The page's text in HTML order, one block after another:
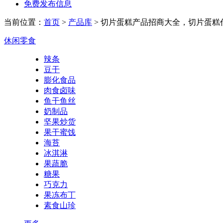
免费发布信息
当前位置： 首页 > 产品库 > 切片蛋糕产品招商大全，切片蛋糕
休闲零食
辣条
豆干
膨化食品
肉食卤味
鱼干鱼丝
奶制品
坚果炒货
果干蜜饯
海苔
冰淇淋
果蔬脆
糖果
巧克力
果冻布丁
素食山珍